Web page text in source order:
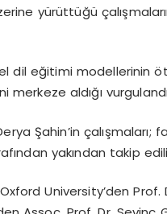
yürüttüğü
dil eğitimi modellerinin
aldığı
Şahin’in çalışmaları;
yakından takip
University’den Prof.